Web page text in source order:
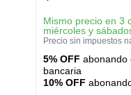
Mismo precio en 3
miércoles y
Precio sin impuestos
5% OFF abonando
bancaria
10% OFF